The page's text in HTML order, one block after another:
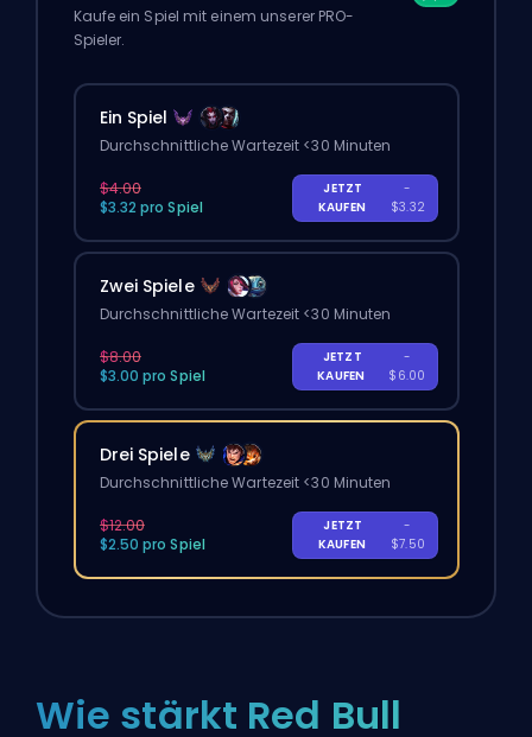
Kaufe ein Spiel mit einem unserer PRO-
Spieler.
Ein Spiel
Durchschnittliche Wartezeit <30 Minuten
$4.00
$3.32 pro Spiel
JETZT
KAUFEN
-
$3.32
Zwei Spiele
Durchschnittliche Wartezeit <30 Minuten
$8.00
$3.00 pro Spiel
JETZT
KAUFEN
-
$6.00
Drei Spiele
Durchschnittliche Wartezeit <30 Minuten
$12.00
$2.50 pro Spiel
JETZT
KAUFEN
-
$7.50
Wie stärkt Red Bull